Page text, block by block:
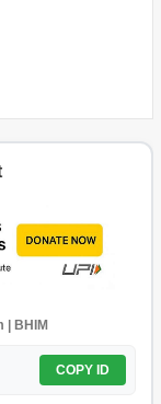
| BHIM
COPY ID